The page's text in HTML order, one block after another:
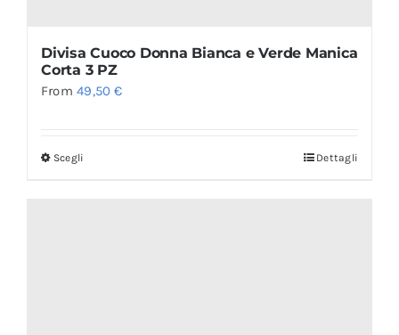
Divisa Cuoco Donna Bianca e Verde Manica
Corta 3 PZ
From49,50€
Scegli Dettagli